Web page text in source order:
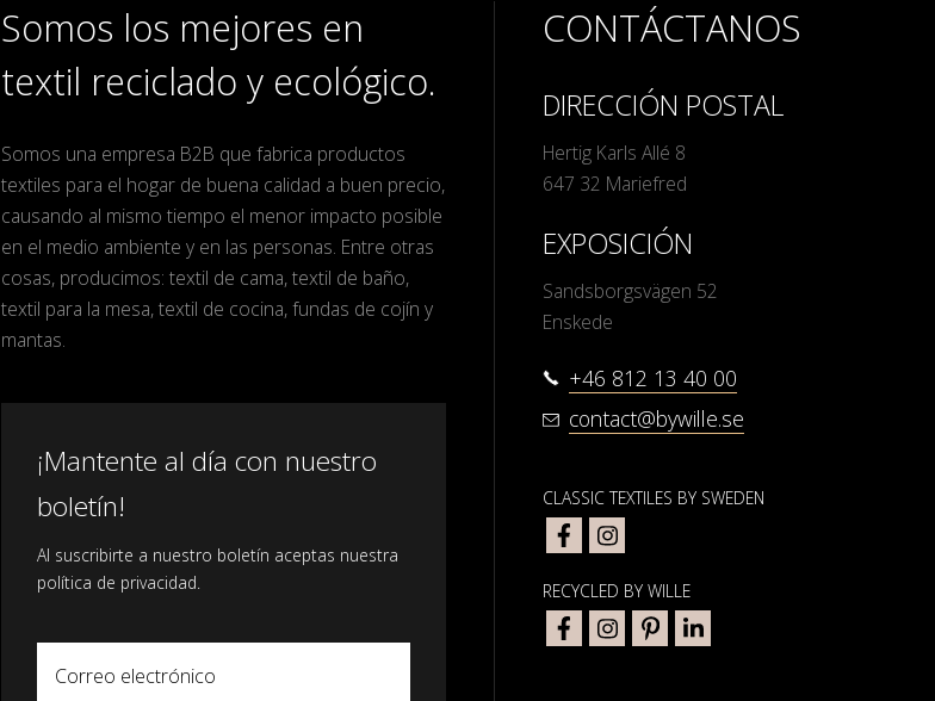
Somos los mejores en
textil reciclado y ecológico.
Somos una empresa B2B que fabrica productos
textiles para el hogar de buena calidad a buen precio,
causando al mismo tiempo el menor impacto posible
en el medio ambiente y en las personas. Entre otras
cosas, producimos: textil de cama, textil de baño,
textil para la mesa, textil de cocina, fundas de cojín y
mantas.
¡Mantente al día con nuestro
boletín!
Al suscribirte a nuestro boletín aceptas nuestra
política de privacidad.
Correo electrónico
CONTÁCTANOS
DIRECCIÓN POSTAL
Hertig Karls Allé 8
647 32 Mariefred
EXPOSICIÓN
Sandsborgsvägen 52
Enskede
+46 812 13 40 00
contact@bywille.se
CLASSIC TEXTILES BY SWEDEN
RECYCLED BY WILLE